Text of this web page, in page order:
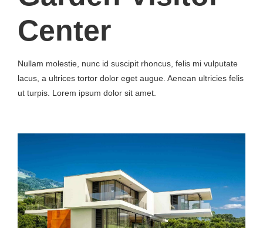
Center
Nullam molestie, nunc id suscipit rhoncus, felis mi vulputate
lacus, a ultrices tortor dolor eget augue. Aenean ultricies felis
ut turpis. Lorem ipsum dolor sit amet.